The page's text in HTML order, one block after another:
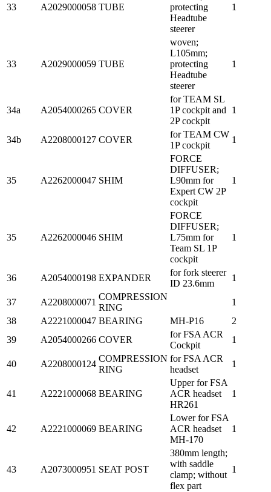
33 A2029000058 TUBE
protecting
Headtube
steerer
1
33 A2029000059 TUBE
woven;
L105mm;
protecting
Headtube
steerer
1
34a A2054000265 COVER
for TEAM SL
1P cockpit and
2P cockpit
1
34b A2208000127 COVER
for TEAM CW
1P cockpit
1
35 A2262000047 SHIM
FORCE
DIFFUSER;
L90mm for
Expert CW 2P
cockpit
1
35 A2262000046 SHIM
FORCE
DIFFUSER;
L75mm for
Team SL 1P
cockpit
1
36 A2054000198 EXPANDER
for fork steerer
ID 23.6mm
1
37 A2208000071
COMPRESSION
RING
1
38
A2221000047 BEARING MH-P16
2
39
A2054000266 COVER
for FSA ACR
Cockpit
1
40 A2208000124
COMPRESSION
RING
for FSA ACR
headset
1
41 A2221000068 BEARING
Upper for FSA
ACR headset
HR261
1
42 A2221000069 BEARING
Lower for FSA
ACR headset
MH-170
1
43 A2073000951 SEAT POST
380mm length;
with saddle
clamp; without
flex part
1